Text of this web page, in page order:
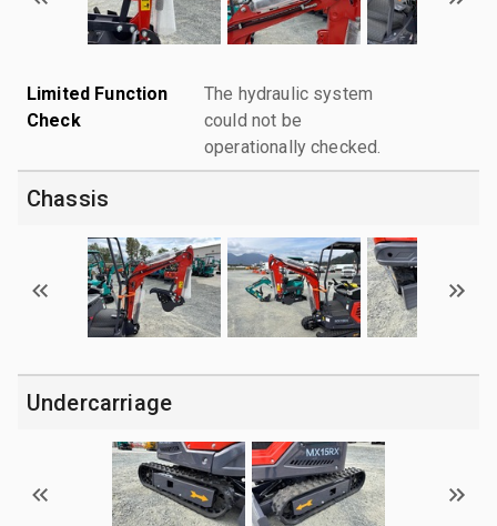
Limited Function
Check
The hydraulic system
could not be
operationally checked.
Chassis
Undercarriage